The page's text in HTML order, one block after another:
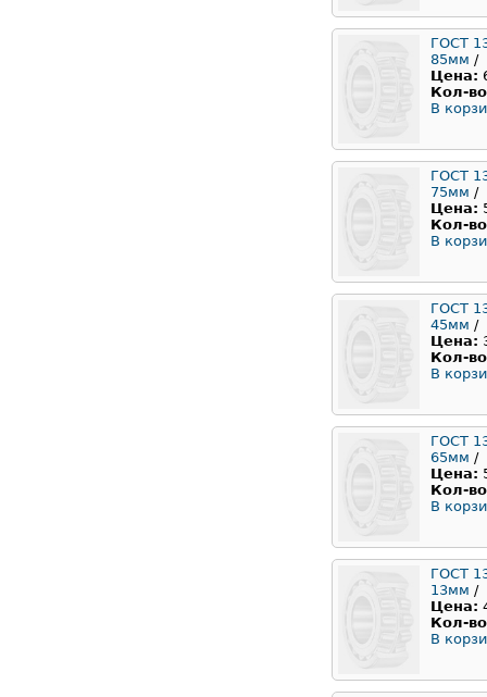
ГОСТ
85мм /
Цена:
Кол-
В
ГОСТ
75мм /
Цена:
Кол-
В
ГОСТ
45мм /
Цена:
Кол-
В
ГОСТ
65мм /
Цена:
Кол-
В
ГОСТ
13мм /
Цена:
Кол-
В